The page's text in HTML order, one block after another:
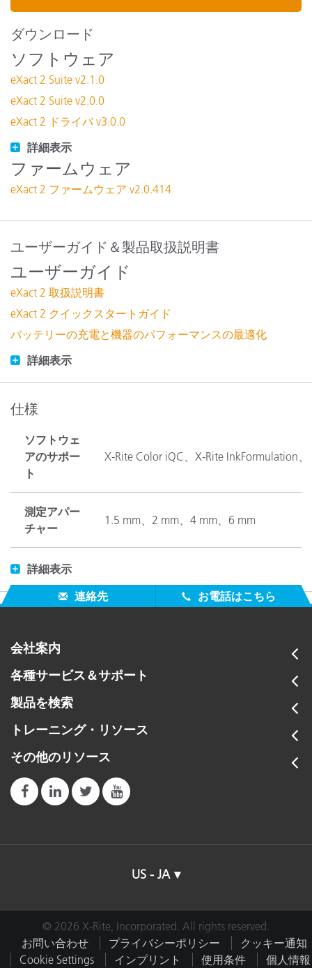
ダウンロード
ソフトウェア
eXact 2 Suite v2.1.0
eXact 2 Suite v2.0.0
eXact 2 ドライバ v3.0.0
詳細表示
ファームウェア
eXact 2 ファームウェア v2.0.414
ユーザーガイド＆製品取扱説明書
ユーザーガイド
eXact 2 取扱説明書
eXact 2 クイックスタートガイド
バッテリーの充電と機器のパフォーマンスの最適化
詳細表示
仕様
ソフトウェ
アのサポー
ト
X-Rite Color iQC、X-Rite InkFormulation
測定アパー
チャー
1.5 mm、2 mm、4 mm、6 mm
バッテリー
チ機能
キャリブレ
ーション
ビルトインのキャリブレーション基準
色差 CIE ∆E* (1976)、∆ECMC、CIE ∆E* (2000)
色空間 CIE L*a*b*、CIE L*C*h°、CIE XYZ、Yxy
Bluetooth、NetProfiler
接続方法 USB 2.0; Bluetooth（Apple M1 およびそ
濃度範囲 0.0 D ～ 3.0 D
詳細表示
連絡先
お電話はこちら
会社案内
各種サービス＆サポート
製品を検索
トレーニング・リソース
その他のリソース
US - JA
© 2026 X-Rite, Incorporated. All rights reserved.
お問い合わせ
プライバシーポリシー
クッキー通知
Cookie Settings
インプリント 使用条件 個人情報